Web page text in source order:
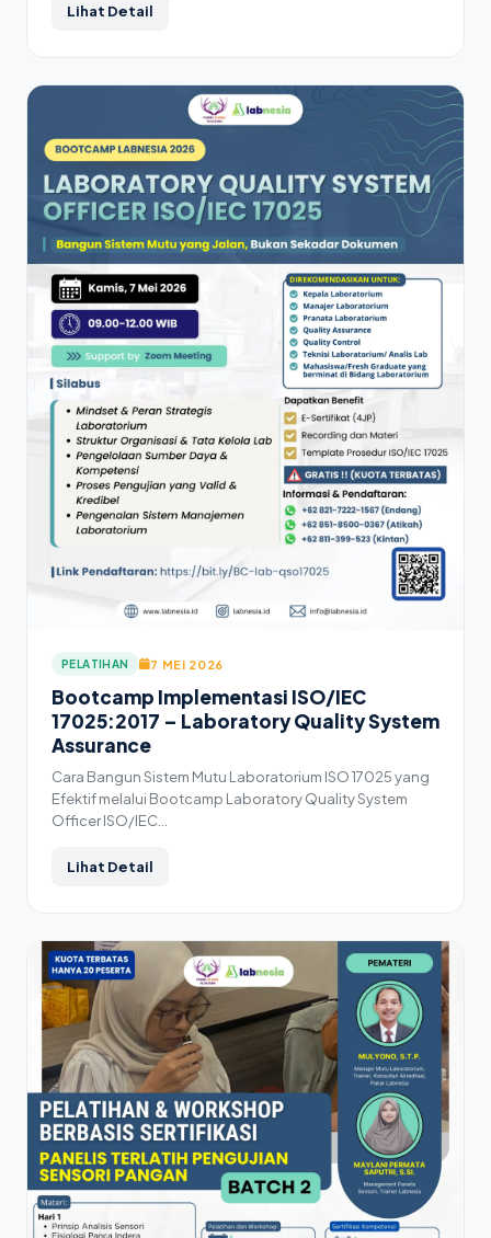
Lihat Detail
PELATIHAN 7 MEI 2026
Bootcamp Implementasi ISO/IEC
17025:2017 – Laboratory Quality System
Assurance
Cara Bangun Sistem Mutu Laboratorium ISO 17025 yang
Efektif melalui Bootcamp Laboratory Quality System
Officer ISO/IEC…
Lihat Detail